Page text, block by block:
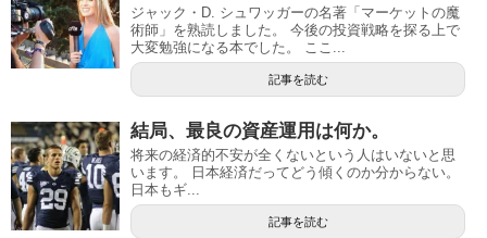
ジャック・D. シュワッガーの名著「マーケットの魔
術師」を熟読しました。 今後の投資戦略を探る上で
大変勉強になる本でした。 ここ...
記事を読む
結局、最良の資産運用は何か。
将来の経済的不安が全くないという人はいないと思
います。 日本経済だってどう傾くのか分からない。
日本もギ...
記事を読む